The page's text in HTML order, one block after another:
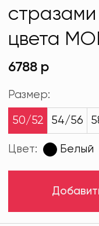
стразами
цвета
6788 р
Размер:
50/52 54/56
Цвет: Белый